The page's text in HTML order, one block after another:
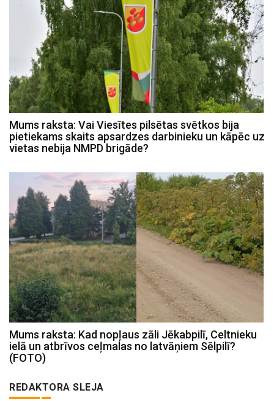
Mums raksta: Vai Viesītes pilsētas svētkos bija
pietiekams skaits apsardzes darbinieku un kāpēc uz
vietas nebija NMPD brigāde?
Mums raksta: Kad nopļaus zāli Jēkabpilī, Celtnieku
ielā un atbrīvos ceļmalas no latvāņiem Sēlpilī?
(FOTO)
REDAKTORA SLEJA